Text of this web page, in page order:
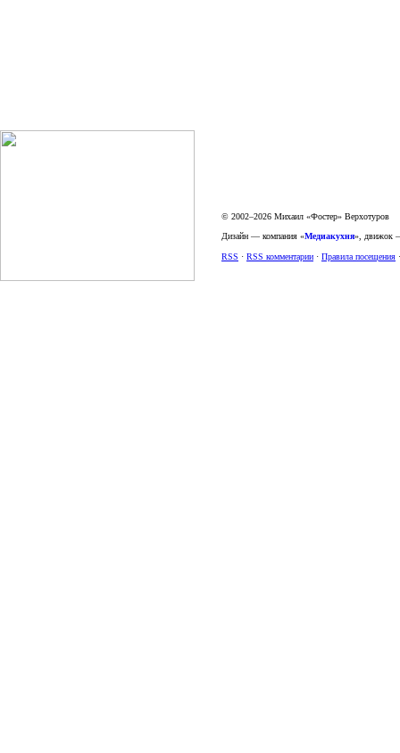
© 2002–2026 Михаил «Фостер» Верхотуров
Дизайн — компания «Медиакухня»,
RSS · RSS комментарии · Правила посещения